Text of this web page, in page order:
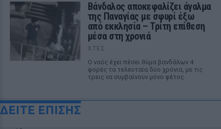
Βάνδαλος αποκεφαλίζει άγαλμα
της Παναγίας με σφυρί έξω
από εκκλησία – Τρίτη επίθεση
μέσα στη χρονιά
ΧΤΕΣ
Ο ναός έχει πέσει θύμα βανδάλων 4
φορές τα τελευταία δύο χρόνια, με τις
τρεις να συμβαίνουν μόνο φέτος
ΔΕΙΤΕ ΕΠΙΣΗΣ